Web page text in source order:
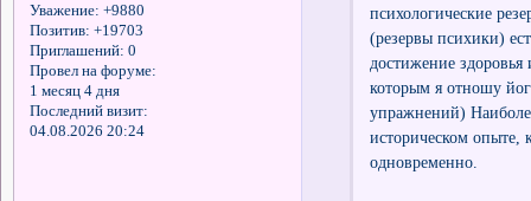
Уважение: +9880
Позитив: +19703
Приглашений: 0
Провел на форуме:
1 месяц 4 дня
Последний визит:
04.08.2026 20:24
психологические
(резервы психики)
достижение
которым я отношу
упражнений)
историческом опыте,
одновременно.